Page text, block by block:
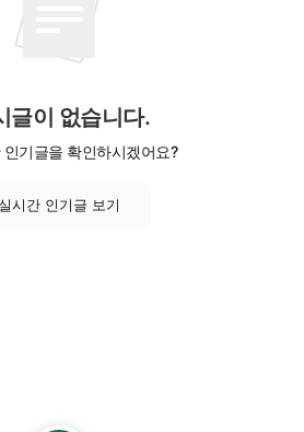
글이 없습니다.
인기글을 확인하시겠어요?
실시간 인기글 보기